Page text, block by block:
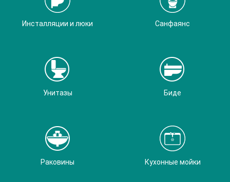
Инсталляции и люки Санфаянс
Унитазы Биде
Раковины Кухонные мойки